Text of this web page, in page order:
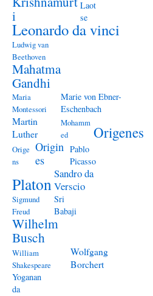
i
Laot
se
Leonardo da vinci
Ludwig van
Beethoven
Mahatma
Gandhi
Maria
Montessori
Marie von Ebner-
Eschenbach
Martin
Luther
Mohamm
ed
Origenes
Orige
ns
Origin
es
Pablo
Picasso
Platon
Sandro da
Verscio
Sigmund
Freud
Sri
Babaji
Wilhelm
Busch
William
Shakespeare
Wolfgang
Borchert
Yoganan
da